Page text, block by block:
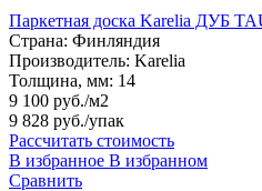
Паркетная доска Karelia ДУБ
Страна: Финляндия
Производитель: Karelia
Толщина, мм: 14
9 100 руб./м2
9 828 руб./упак
Рассчитать стоимость
В избранное В избранном
Сравнить